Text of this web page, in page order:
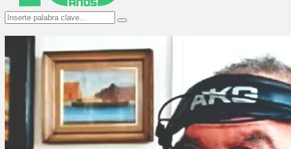
Search
for:
Search